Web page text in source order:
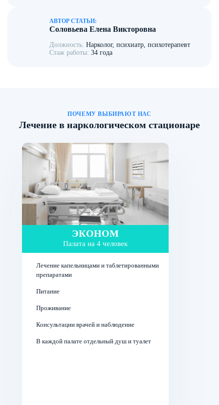
АВТОР СТАТЬИ:
Соловьева Елена Викторовна
Должность: Нарколог, психиатр, психотерапевт
Стаж работы: 34 года
ПОЧЕМУ ВЫБИРАЮТ НАС
Лечение в наркологическом стационаре
ЭКОНОМ
Палата на 4 человек
Лечение капельницами и таблетированными
препаратами
Питание
Проживание
Консультации врачей и наблюдение
В каждой палате отдельный душ и туалет